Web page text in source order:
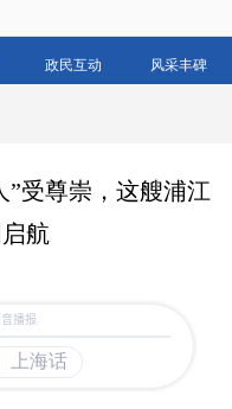
政民互动 风采丰碑
”受尊崇，这艘浦江
航